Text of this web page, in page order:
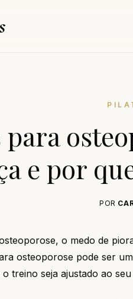
para
e por
POR
o medo de
osteoporose pode ser
treino seja ajustado ao